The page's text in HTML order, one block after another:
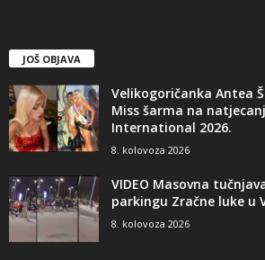
JOŠ OBJAVA
Velikogoričanka Antea
Miss šarma na
International 2026.
8. kolovoza 2026
VIDEO Masovna
parkingu Zračne luke u
8. kolovoza 2026